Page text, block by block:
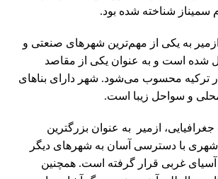
سمیناز شناخته شده بود.
به یکی از مهم‌ترین شهرهای صنعتی و
شده است و به عنوان یکی از مقاصد
ترکیه محسوب می‌شود. شهر دارای بناهای
محلی و سواحل زیبا است.
ازمیر به عنوان بزرگترین
شهری با دسترسی آسان به شهرهای دیگر
آسیای غربی قرار گرفته است. همچنین